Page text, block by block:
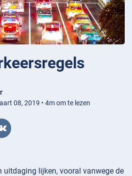
08, 2019 • 4m om te lezen
uitdaging lijken, vooral vanwege de